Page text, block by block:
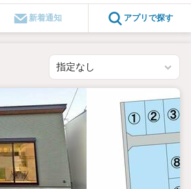
新着通知 アプリで探す